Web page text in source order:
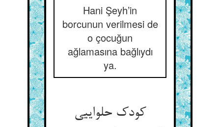
Hani Şeyh’in
borcunun verilmesi de
o çocuğun
ağlamasına bağlıydı
ya.
کودک حلواییی